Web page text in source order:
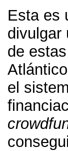
Esta es
divulgar
de
Atlántico
el